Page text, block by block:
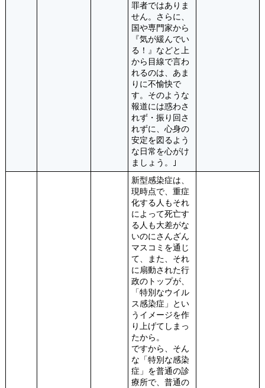
罪者ではありま
せん。さらに、
国や専門家から
『気が緩んでい
る！』などと上
から目線で言わ
れるのは、あま
りに不愉快で
す。そのような
報道には惑わさ
れず・振り回さ
れずに、心身の
安定を図るよう
な日常を心がけ
ましょう。｣
新型感染症は、
現時点で、重症
化する人もそれ
によって死亡す
る人も大差がな
いのにさんざん
マスコミを通じ
て、また、それ
に扇動された行
政のトップが、
「特別なウイル
ス感染症」とい
うイメージを作
り上げてしまっ
たから。
ですから、そん
な「特別な感染
症」を普通の診
療所で、普通の